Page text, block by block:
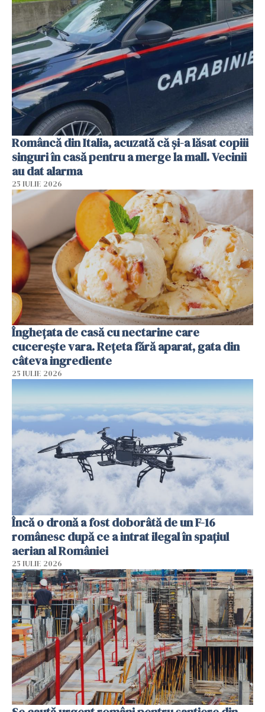
Româncă din Italia, acuzată că și-a lăsat copiii
singuri în casă pentru a merge la mall. Vecinii
au dat alarma
25 IULIE 2026
Înghețata de casă cu nectarine care
cucerește vara. Rețeta fără aparat, gata din
câteva ingrediente
25 IULIE 2026
Încă o dronă a fost doborâtă de un F-16
românesc după ce a intrat ilegal în spațiul
aerian al României
25 IULIE 2026